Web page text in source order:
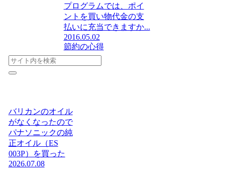
プログラムでは、ポイ
ントを買い物代金の支
払いに充当できますか...
2016.05.02
節約の心得
バリカンのオイル
がなくなったので
パナソニックの純
正オイル（ES
003P）を買った
2026.07.08